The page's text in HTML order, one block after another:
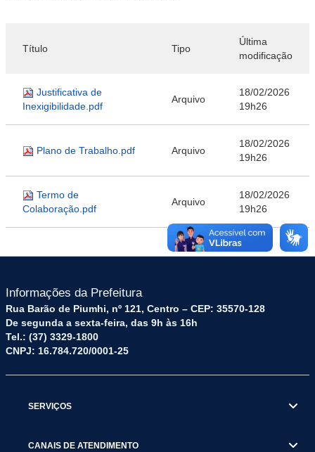
Título Tipo
Última
modificação
Justificativa de
Inexigibilidade.pdf
Arquivo
18/02/2026
19h26
Plano de Trabalho.pdf Arquivo
18/02/2026
19h26
Termo de
Colaboração.pdf
Arquivo
18/02/2026
19h26
Informações da Prefeitura
Rua Barão de Piumhi, nº 121, Centro – CEP: 35570-128
De segunda a sexta-feira, das 9h às 16h
Tel.: (37) 3329-1800
CNPJ: 16.784.720/0001-25
SERVIÇOS
CANAIS DE ATENDIMENTO